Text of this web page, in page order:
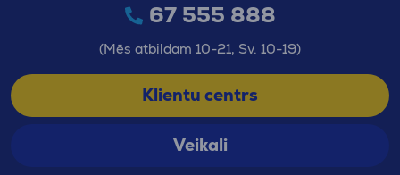
67 555 888
(Mēs atbildam 10-21, Sv. 10-19)
Klientu centrs
Veikali